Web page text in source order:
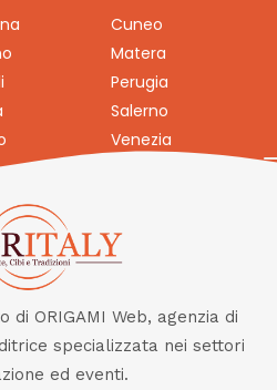
Cuneo
Matera
Perugia
Salerno
Venezia
di ORIGAMI Web, agenzia di
specializzata nei settori
ed eventi.